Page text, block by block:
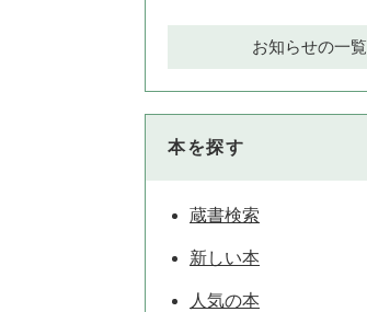
お知らせの一覧
本を探す
蔵書検索
新しい本
人気の本